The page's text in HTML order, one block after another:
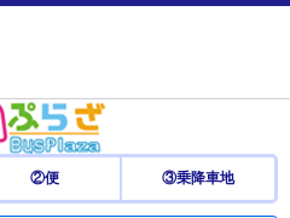
②便 ③乗降車地